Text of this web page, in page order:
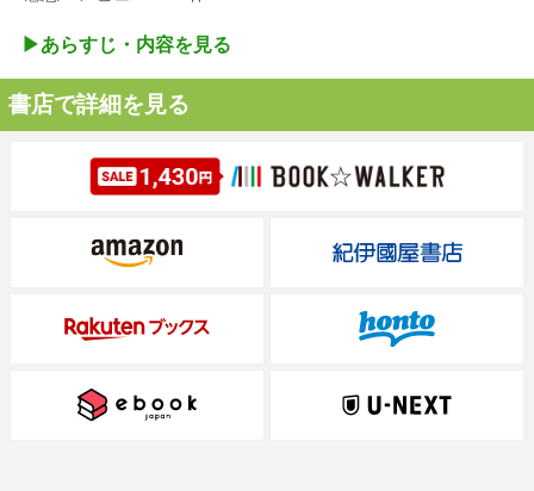
▶︎あらすじ・内容を見る
書店で詳細を見る